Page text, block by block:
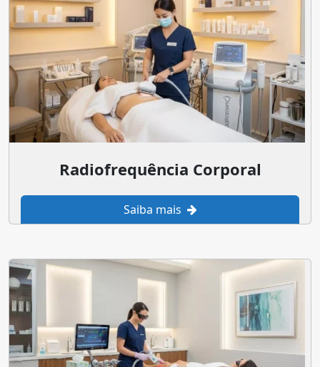
Radiofrequência Corporal
Saiba mais